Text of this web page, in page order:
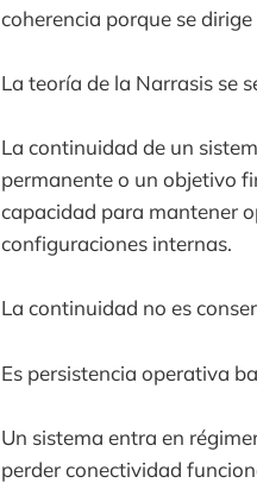
coherencia porque se
La teoría de la Narrasis se
La continuidad de un
permanente o un objetivo
capacidad para mantener
configuraciones internas.
La continuidad no es
Es persistencia operativa
Un sistema entra en
perder conectividad